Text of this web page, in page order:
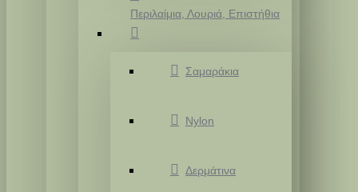
Περιλαίμια, Λουριά, Επιστήθια
Σαμαράκια
Nylon
Δερμάτινα